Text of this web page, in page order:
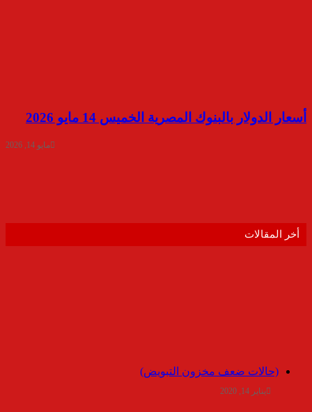
أسعار الدولار بالبنوك المصرية الخميس 14 مايو 2026
مايو 14, 2026
أخر المقالات
(حالات ضعف مخزون التبويض)
يناير 14, 2020